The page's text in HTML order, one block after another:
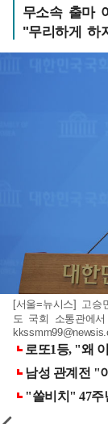
무소속 출마
"무리하게 하
[서울=뉴시스] 고
도 국회 소통관에